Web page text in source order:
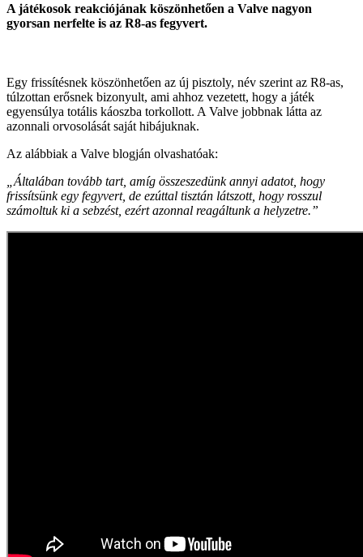
A játékosok reakciójának köszönhetően a Valve nagyon
gyorsan nerfelte is az R8-as fegyvert.
Egy frissítésnek köszönhetően az új pisztoly, név szerint az R8-as,
túlzottan erősnek bizonyult, ami ahhoz vezetett, hogy a játék
egyensúlya totális káoszba torkollott. A Valve jobbnak látta az
azonnali orvosolását saját hibájuknak.
Az alábbiak a Valve blogján olvashatóak:
„Általában tovább tart, amíg összeszedünk annyi adatot, hogy
frissítsünk egy fegyvert, de ezúttal tisztán látszott, hogy rosszul
számoltuk ki a sebzést, ezért azonnal reagáltunk a helyzetre.”